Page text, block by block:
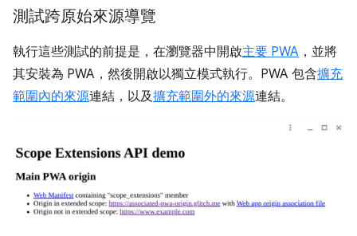
測試跨原始來源導覽
執行這些測試的前提是，在瀏覽器中開啟主要 PWA ，並將
其安裝為 PWA，然後開啟以獨立模式執行。PWA 包含擴充
範圍內的來源連結，以及擴充範圍外的來源連結。